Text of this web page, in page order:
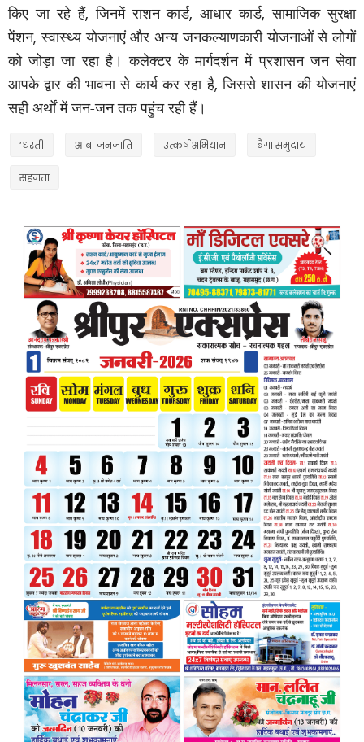
किए जा रहे हैं,जिनमें राशन कार्ड,आधार कार्ड,सामाजिक सुरक्षा
पेंशन,स्वास्थ्य योजनाएं और अन्य जनकल्याणकारी योजनाओं से लोगों
को जोड़ा जा रहा है। कलेक्टर के मार्गदर्शन में प्रशासन जन सेवा
आपके द्वार की भावना से कार्य कर रहा है,जिससे शासन की योजनाएं
सही अर्थों में जन-जन तक पहुंच रही हैं।
‘धरती आबा जनजाति उत्कर्ष अभियान बैगा समुदाय
सहजता